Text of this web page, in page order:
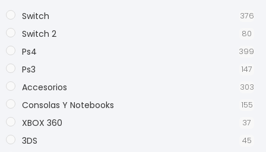
Switch 376
Switch 2 80
Ps4 399
Ps3 147
Accesorios 303
Consolas Y Notebooks 155
XBOX 360 37
3DS 45